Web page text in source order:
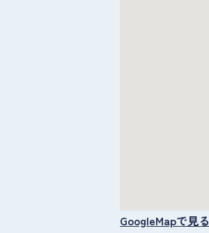
GoogleMapで見る